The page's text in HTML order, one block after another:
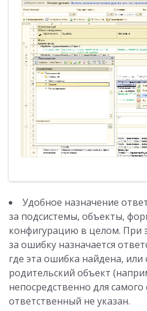
Удобное назначение
за подсистемы, объекты,
конфигурацию в целом. При
за ошибку назначается
где эта ошибка найдена, или
родительский объект
непосредственно для самого
ответственный не указан.